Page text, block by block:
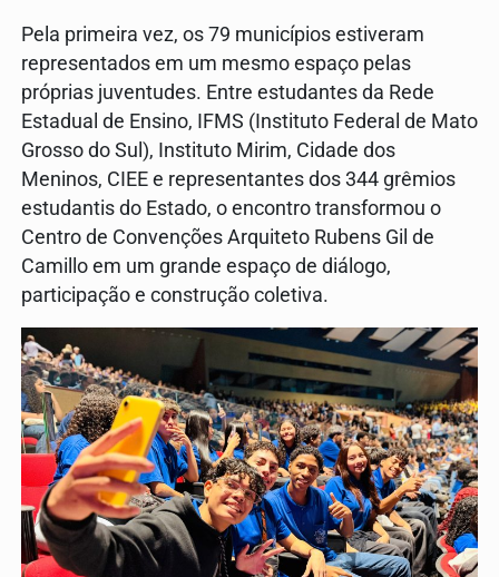
Pela primeira vez, os 79 municípios estiveram
representados em um mesmo espaço pelas
próprias juventudes. Entre estudantes da Rede
Estadual de Ensino, IFMS (Instituto Federal de Mato
Grosso do Sul), Instituto Mirim, Cidade dos
Meninos, CIEE e representantes dos 344 grêmios
estudantis do Estado, o encontro transformou o
Centro de Convenções Arquiteto Rubens Gil de
Camillo em um grande espaço de diálogo,
participação e construção coletiva.